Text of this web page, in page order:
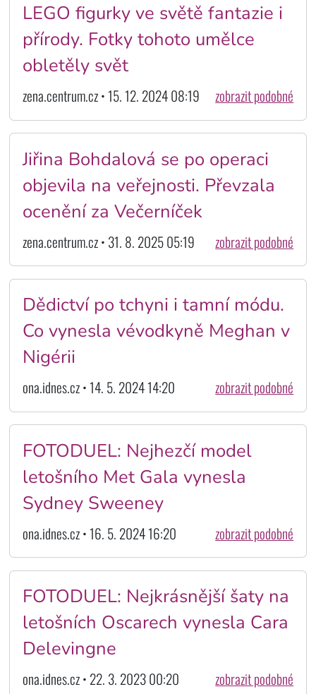
LEGO figurky ve světě fantazie i
přírody. Fotky tohoto umělce
obletěly svět
zena.centrum.cz • 15. 12. 2024 08:19 zobrazit podobné
Jiřina Bohdalová se po operaci
objevila na veřejnosti. Převzala
ocenění za Večerníček
zena.centrum.cz • 31. 8. 2025 05:19 zobrazit podobné
Dědictví po tchyni i tamní módu.
Co vynesla vévodkyně Meghan v
Nigérii
ona.idnes.cz • 14. 5. 2024 14:20 zobrazit podobné
FOTODUEL: Nejhezčí model
letošního Met Gala vynesla
Sydney Sweeney
ona.idnes.cz • 16. 5. 2024 16:20 zobrazit podobné
FOTODUEL: Nejkrásnější šaty na
letošních Oscarech vynesla Cara
Delevingne
ona.idnes.cz • 22. 3. 2023 00:20 zobrazit podobné